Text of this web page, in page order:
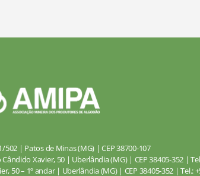
502 | Patos de Minas (MG) | CEP 38700-107
Xavier, 50 | Uberlândia (MG) | CEP 38405-352 |
50 – 1º andar | Uberlândia (MG) | CEP 38405-352 | Tel.: